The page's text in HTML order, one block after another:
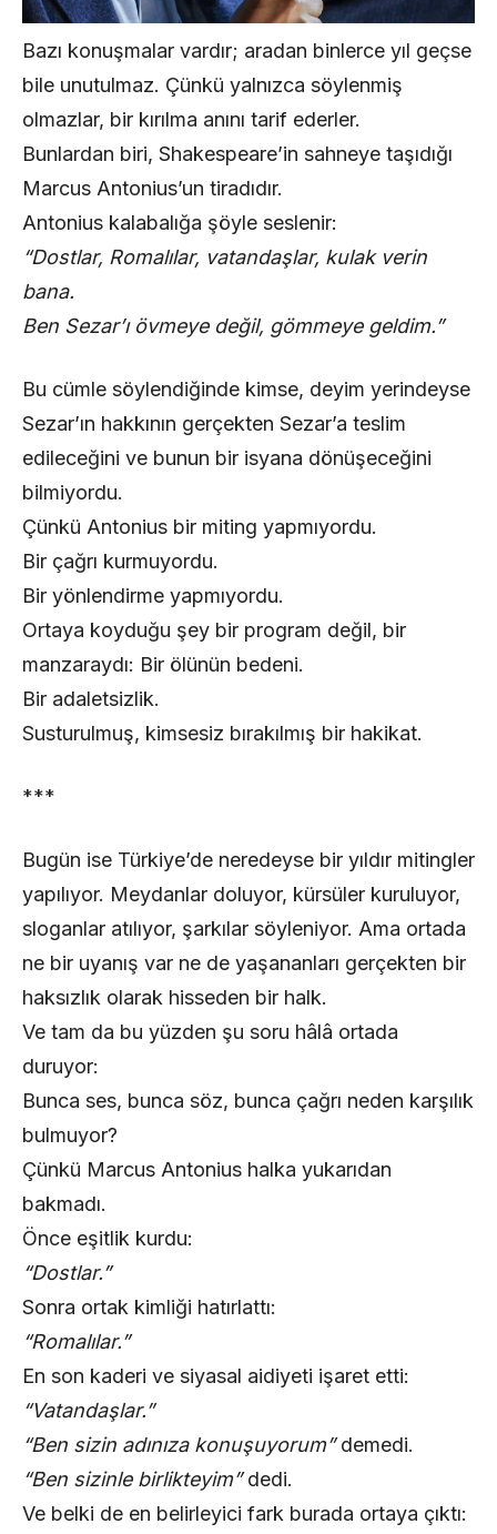
Bazı konuşmalar vardır; aradan binlerce yıl geçse
bile unutulmaz. Çünkü yalnızca söylenmiş
olmazlar, bir kırılma anını tarif ederler.
Bunlardan biri, Shakespeare’in sahneye taşıdığı
Marcus Antonius’un tiradıdır.
Antonius kalabalığa şöyle seslenir:
“Dostlar, Romalılar, vatandaşlar, kulak verin
bana.
Ben Sezar’ı övmeye değil, gömmeye geldim.”
Bu cümle söylendiğinde kimse, deyim yerindeyse
Sezar’ın hakkının gerçekten Sezar’a teslim
edileceğini ve bunun bir isyana dönüşeceğini
bilmiyordu.
Çünkü Antonius bir miting yapmıyordu.
Bir çağrı kurmuyordu.
Bir yönlendirme yapmıyordu.
Ortaya koyduğu şey bir program değil, bir
manzaraydı: Bir ölünün bedeni.
Bir adaletsizlik.
Susturulmuş, kimsesiz bırakılmış bir hakikat.
***
Bugün ise Türkiye’de neredeyse bir yıldır mitingler
yapılıyor. Meydanlar doluyor, kürsüler kuruluyor,
sloganlar atılıyor, şarkılar söyleniyor. Ama ortada
ne bir uyanış var ne de yaşananları gerçekten bir
haksızlık olarak hisseden bir halk.
Ve tam da bu yüzden şu soru hâlâ ortada
duruyor:
Bunca ses, bunca söz, bunca çağrı neden karşılık
bulmuyor?
Çünkü Marcus Antonius halka yukarıdan
bakmadı.
Önce eşitlik kurdu:
“Dostlar.”
Sonra ortak kimliği hatırlattı:
“Romalılar.”
En son kaderi ve siyasal aidiyeti işaret etti:
“Vatandaşlar.”
“Ben sizin adınıza konuşuyorum”demedi.
“Ben sizinle birlikteyim”dedi.
Ve belki de en belirleyici fark burada ortaya çıktı: